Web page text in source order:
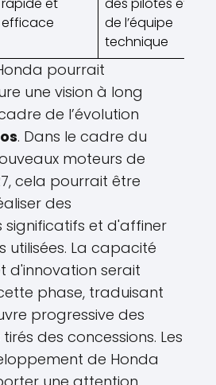
efficace
de l’équipe
technique
pourrait
une vision à long
de l’évolution
. Dans le cadre du
moteurs de
cela pourrait être
des
significatifs et d'affiner
utilisées. La capacité
serait
phase, traduisant
progressive des
des concessions. Les
de Honda